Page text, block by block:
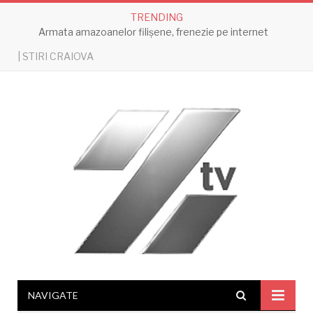
TRENDING
Armata amazoanelor filișene, frenezie pe internet
| STIRI CRAIOVA
NAVIGATE